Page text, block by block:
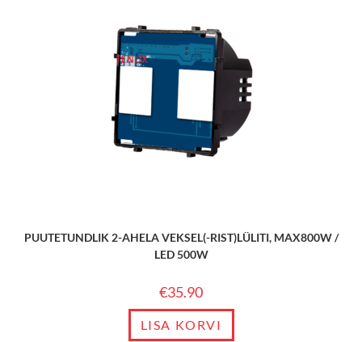
PUUTETUNDLIK 2-AHELA VEKSEL(-RIST)LÜLITI, MAX800W /
LED 500W
€35.90
LISA KORVI